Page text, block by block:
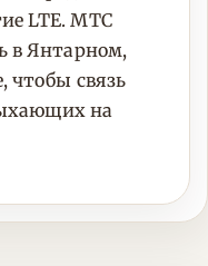
LTE. МТС
в Янтарном,
чтобы связь
на